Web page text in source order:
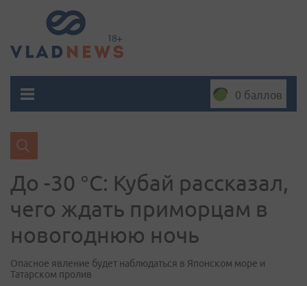
0 баллов
До -30 °С: Кубай рассказал,
чего ждать приморцам в
новогоднюю ночь
Опасное явление будет наблюдаться в Японском море и
Татарском пролив